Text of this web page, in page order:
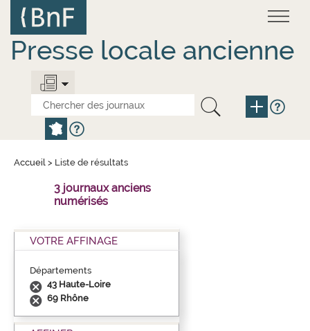
contenu
principal
Presse locale ancienne
Accueil > Liste de résultats
3 journaux anciens
numérisés
VOTRE AFFINAGE
Départements
43 Haute-Loire
69 Rhône
Panneau de gestion des cookies